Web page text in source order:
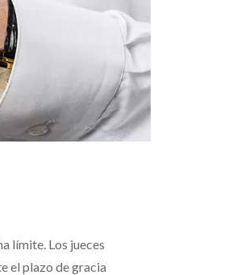
límite. Los jueces
el plazo de gracia